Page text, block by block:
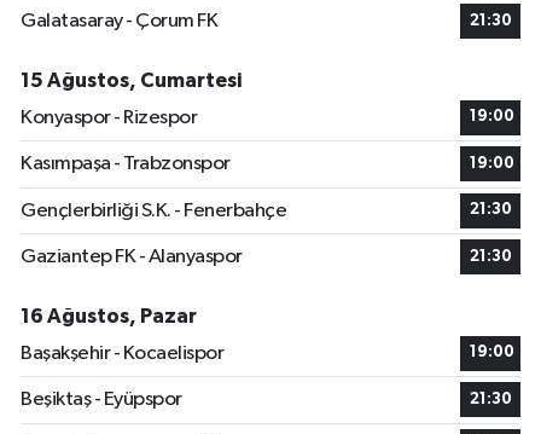
Galatasaray - Çorum FK
21:30
15 Ağustos, Cumartesi
Konyaspor - Rizespor
19:00
Kasımpaşa - Trabzonspor 19:00
Gençlerbirliği S.K. - Fenerbahçe 21:30
Gaziantep FK - Alanyaspor 21:30
16 Ağustos, Pazar
Başakşehir - Kocaelispor
19:00
Beşiktaş - Eyüpspor 21:30